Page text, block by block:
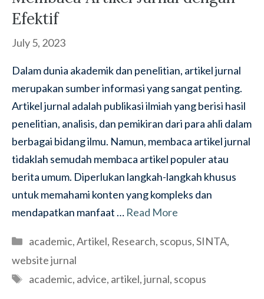
Efektif
July 5, 2023
Dalam dunia akademik dan penelitian, artikel jurnal
merupakan sumber informasi yang sangat penting.
Artikel jurnal adalah publikasi ilmiah yang berisi hasil
penelitian, analisis, dan pemikiran dari para ahli dalam
berbagai bidang ilmu. Namun, membaca artikel jurnal
tidaklah semudah membaca artikel populer atau
berita umum. Diperlukan langkah-langkah khusus
untuk memahami konten yang kompleks dan
mendapatkan manfaat … Read More
Categories
academic,Artikel, Research, scopus,SINTA,
website jurnal
Tags
academic, advice, artikel,jurnal, scopus